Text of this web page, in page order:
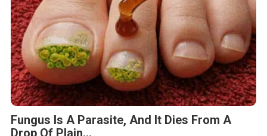
Fungus Is A Parasite, And It Dies From A
Drop Of Plain...